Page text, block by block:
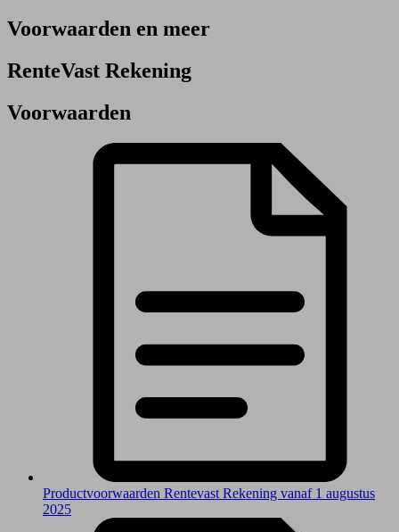
Voorwaarden en meer
RenteVast Rekening
Voorwaarden
Productvoorwaarden Rentevast Rekening vanaf 1 augustus
2025